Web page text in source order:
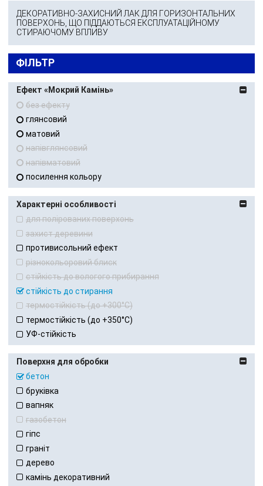
ДЕКОРАТИВНО-ЗАХИСНИЙ ЛАК ДЛЯ ГОРИЗОНТАЛЬНИХ
ПОВЕРХОНЬ, ЩО ПІДДАЮТЬСЯ ЕКСПЛУАТАЦІЙНОМУ
СТИРАЮЧОМУ ВПЛИВУ
ФІЛЬТР
Ефект «Мокрий Камінь»
без ефекту
глянсовий
матовий
напівглянсовий
напівматовий
посилення кольору
Характерні особливості
для полірованих поверхонь
захист деревини
противисольний ефект
різнокольоровий блиск
стійкість до вологого прибирання
стійкість до стирання
термостійкість (до +300°С)
термостійкість (до +350°С)
УФ-стійкість
Поверхня для обробки
бетон
бруківка
вапняк
газобетон
гіпс
граніт
дерево
камінь декоративний